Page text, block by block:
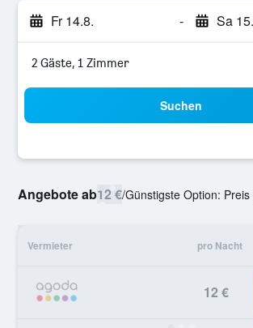
Fr 14.8. - Sa
2 Gäste, 1 Zimmer
Suchen
Angebote ab12 €/Günstigste Option:
Vermieter pro Nacht
12 €